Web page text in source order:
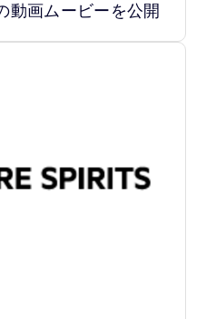
動画ムービーを公開